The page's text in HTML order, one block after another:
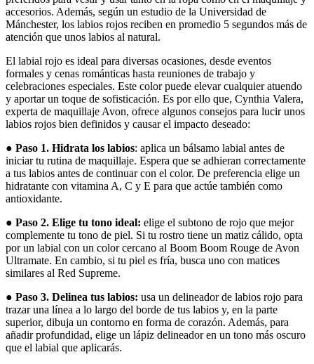
accesorios. Además, según un estudio de la Universidad de
Mánchester, los labios rojos reciben en promedio 5 segundos más de
atención que unos labios al natural.
El labial rojo es ideal para diversas ocasiones, desde eventos
formales y cenas románticas hasta reuniones de trabajo y
celebraciones especiales. Este color puede elevar cualquier atuendo
y aportar un toque de sofisticación. Es por ello que, Cynthia Valera,
experta de maquillaje Avon, ofrece algunos consejos para lucir unos
labios rojos bien definidos y causar el impacto deseado:
● Paso 1. Hidrata los labios: aplica un bálsamo labial antes de
iniciar tu rutina de maquillaje. Espera que se adhieran correctamente
a tus labios antes de continuar con el color. De preferencia elige un
hidratante con vitamina A, C y E para que actúe también como
antioxidante.
● Paso 2. Elige tu tono ideal: elige el subtono de rojo que mejor
complemente tu tono de piel. Si tu rostro tiene un matiz cálido, opta
por un labial con un color cercano al Boom Boom Rouge de Avon
Ultramate. En cambio, si tu piel es fría, busca uno con matices
similares al Red Supreme.
● Paso 3. Delinea tus labios: usa un delineador de labios rojo para
trazar una línea a lo largo del borde de tus labios y, en la parte
superior, dibuja un contorno en forma de corazón. Además, para
añadir profundidad, elige un lápiz delineador en un tono más oscuro
que el labial que aplicarás.